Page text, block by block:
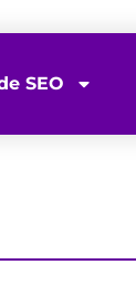
SEO